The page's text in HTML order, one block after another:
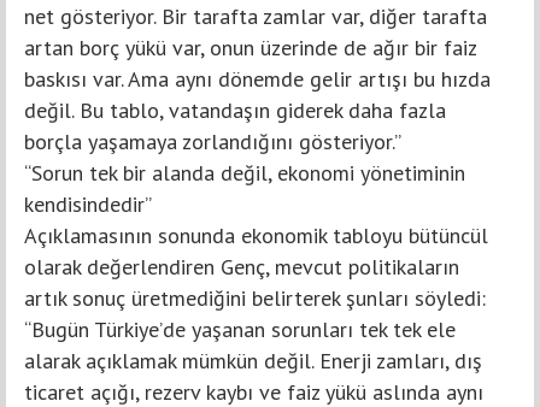
net gösteriyor. Bir tarafta zamlar var, diğer tarafta
artan borç yükü var, onun üzerinde de ağır bir faiz
baskısı var. Ama aynı dönemde gelir artışı bu hızda
değil. Bu tablo, vatandaşın giderek daha fazla
borçla yaşamaya zorlandığını gösteriyor.”
“Sorun tek bir alanda değil, ekonomi yönetiminin
kendisindedir”
Açıklamasının sonunda ekonomik tabloyu bütüncül
olarak değerlendiren Genç, mevcut politikaların
artık sonuç üretmediğini belirterek şunları söyledi:
“Bugün Türkiye’de yaşanan sorunları tek tek ele
alarak açıklamak mümkün değil. Enerji zamları, dış
ticaret açığı, rezerv kaybı ve faiz yükü aslında aynı